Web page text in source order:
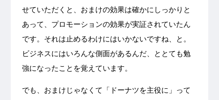
せていただくと、おまけの効果は確かにしっかりと
あって、プロモーションの効果が実証されていたん
です。それは止めるわけにはいかないですね、と。
ビジネスにはいろんな側面があるんだ、ととても勉
強になったことを覚えています。
でも、おまけじゃなくて「ドーナツを主役に」って